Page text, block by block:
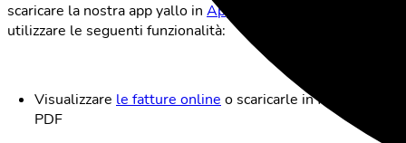
scaricare la nostra app yallo in App Store
utilizzare le seguenti funzionalità:
Visualizzare le fatture online o scaricarle in formato
PDF